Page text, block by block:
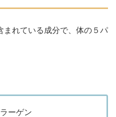
まれている成分で、体の５パ
ーゲン